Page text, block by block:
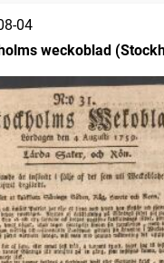
04
weckoblad